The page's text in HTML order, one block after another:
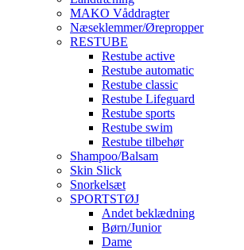
MAKO Våddragter
Næseklemmer/Ørepropper
RESTUBE
Restube active
Restube automatic
Restube classic
Restube Lifeguard
Restube sports
Restube swim
Restube tilbehør
Shampoo/Balsam
Skin Slick
Snorkelsæt
SPORTSTØJ
Andet beklædning
Børn/Junior
Dame